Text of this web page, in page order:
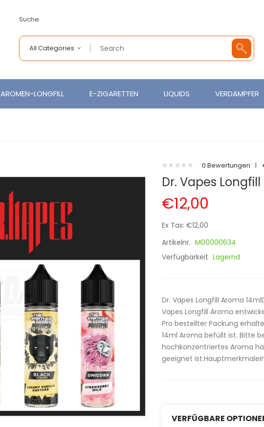
Suche
All Categories
AROMEN-LONGFILL E-ZIGARETTEN LIQUIDS VERDAMPFER
0 Bewertungen |
Dr. Vapes
€12,00
Ex Tax: €12,00
Artikelnr. M00000634
Verfügbarkeit Lagernd
Dr. Vapes Longfill Aroma
Vapes Longfill Aroma
Pro bestellter Packung
14ml Aroma befüllt ist. Bitte
hochkonzentriertes Aroma
geeignet
VERFÜGBARE